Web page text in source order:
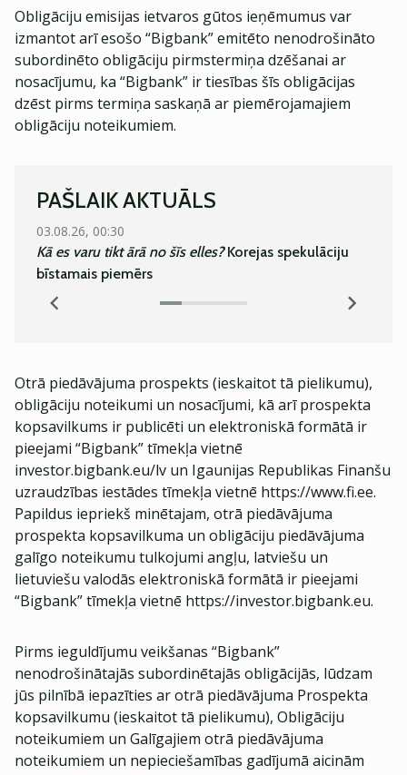
Obligāciju emisijas ietvaros gūtos ieņēmumus var
izmantot arī esošo “Bigbank” emitēto nenodrošināto
subordinēto obligāciju pirmstermiņa dzēšanai ar
nosacījumu, ka “Bigbank” ir tiesības šīs obligācijas
dzēst pirms termiņa saskaņā ar piemērojamajiem
obligāciju noteikumiem.
PAŠLAIK AKTUĀLS
03.08.26, 00:30
Kā es varu tikt ārā no šīs elles?Korejas spekulāciju
bīstamais piemērs
Otrā piedāvājuma prospekts (ieskaitot tā pielikumu),
obligāciju noteikumi un nosacījumi, kā arī prospekta
kopsavilkums ir publicēti un elektroniskā formātā ir
pieejami “Bigbank” tīmekļa vietnē
investor.bigbank.eu/lv un Igaunijas Republikas Finanšu
uzraudzības iestādes tīmekļa vietnē https://www.fi.ee.
Papildus iepriekš minētajam, otrā piedāvājuma
prospekta kopsavilkuma un obligāciju piedāvājuma
galīgo noteikumu tulkojumi angļu, latviešu un
lietuviešu valodās elektroniskā formātā ir pieejami
“Bigbank” tīmekļa vietnē https://investor.bigbank.eu.
Pirms ieguldījumu veikšanas “Bigbank”
nenodrošinātajās subordinētajās obligācijās, lūdzam
jūs pilnībā iepazīties ar otrā piedāvājuma Prospekta
kopsavilkumu (ieskaitot tā pielikumu), Obligāciju
noteikumiem un Galīgajiem otrā piedāvājuma
noteikumiem un nepieciešamības gadījumā aicinām